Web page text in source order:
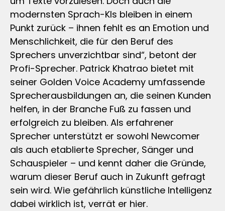
modernsten Sprach-KIs bleiben in einem
Punkt zurück – ihnen fehlt es an Emotion und
Menschlichkeit, die für den Beruf des
Sprechers unverzichtbar sind“, betont der
Profi-Sprecher. Patrick Khatrao bietet mit
seiner Golden Voice Academy umfassende
Sprecherausbildungen an, die seinen Kunden
helfen, in der Branche Fuß zu fassen und
erfolgreich zu bleiben. Als erfahrener
Sprecher unterstützt er sowohl Newcomer
als auch etablierte Sprecher, Sänger und
Schauspieler – und kennt daher die Gründe,
warum dieser Beruf auch in Zukunft gefragt
sein wird. Wie gefährlich künstliche Intelligenz
dabei wirklich ist, verrät er hier.